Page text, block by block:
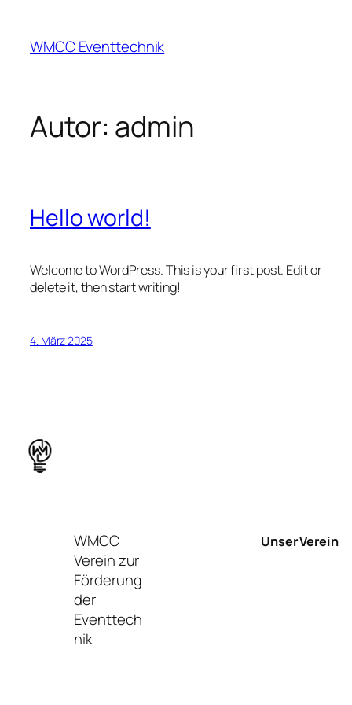
springen
WMCC Eventtechnik
Autor: admin
Hello world!
Welcome to WordPress. This is your first post. Edit or
delete it, then start writing!
4. März 2025
WMCC
Verein zur
Förderung
der
Eventtech
nik
Unser Verein